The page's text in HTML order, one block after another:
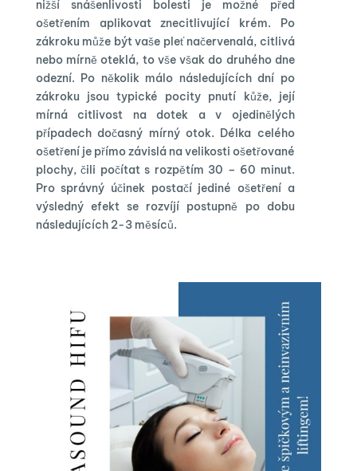
nižší snášenlivosti bolesti je možné před
ošetřením aplikovat znecitlivující krém. Po
zákroku může být vaše pleť načervenalá, citlivá
nebo mírně oteklá, to vše však do druhého dne
odezní. Po několik málo následujících dní po
zákroku jsou typické pocity pnutí kůže, její
mírná citlivost na dotek a v ojedinělých
případech dočasný mírný otok. Délka celého
ošetření je přímo závislá na velikosti ošetřované
plochy, čili počítat s rozpětím 30 – 60 minut.
Pro správný účinek postačí jediné ošetření a
výsledný efekt se rozvíjí postupně po dobu
následujících 2-3 měsíců.